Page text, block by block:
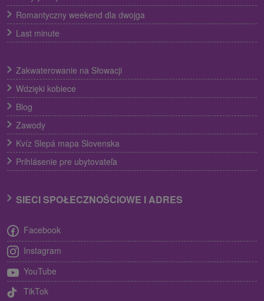
Romantyczny weekend dla dwojga
Last minute
Zakwaterowanie na Słowacji
Wdzięki kobiece
Blog
Zawody
Kvíz Slepá mapa Slovenska
Prihlásenie pre ubytovateľa
SIECI SPOŁECZNOŚCIOWE I ADRES
Facebook
Instagram
YouTube
TikTok